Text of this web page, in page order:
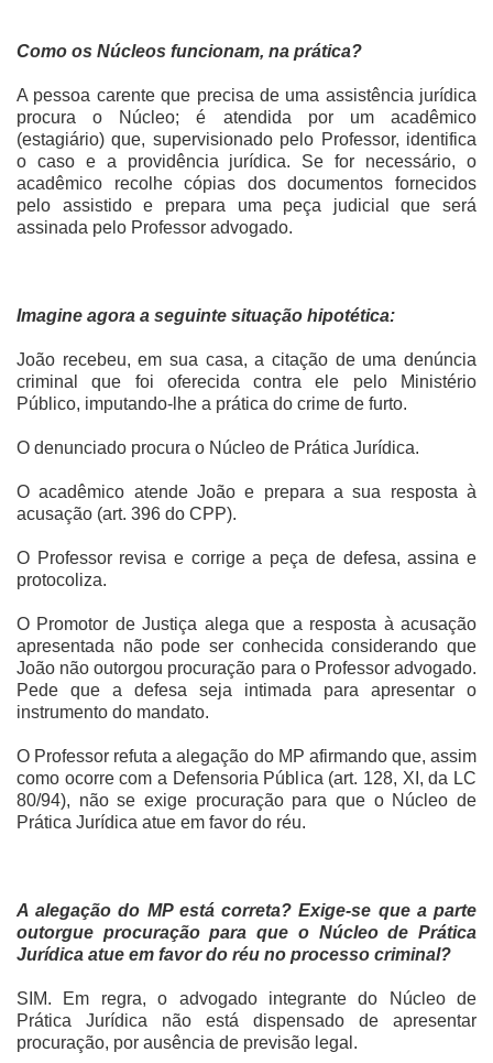
Como os Núcleos funcionam, na prática?
A pessoa carente que precisa de uma assistência jurídica
procura o Núcleo; é atendida por um acadêmico
(estagiário) que, supervisionado pelo Professor, identifica
o caso e a providência jurídica. Se for necessário, o
acadêmico recolhe cópias dos documentos fornecidos
pelo assistido e prepara uma peça judicial que será
assinada pelo Professor advogado.
Imagine agora a seguinte situação hipotética:
João recebeu, em sua casa, a citação de uma denúncia
criminal que foi oferecida contra ele pelo Ministério
Público, imputando-lhe a prática do crime de furto.
O denunciado procura o Núcleo de Prática Jurídica.
O acadêmico atende João e prepara a sua resposta à
acusação (art. 396 do CPP).
O Professor revisa e corrige a peça de defesa, assina e
protocoliza.
O Promotor de Justiça alega que a resposta à acusação
apresentada não pode ser conhecida considerando que
João não outorgou procuração para o Professor advogado.
Pede que a defesa seja intimada para apresentar o
instrumento do mandato.
O Professor refuta a alegação do MP afirmando que, assim
como ocorre com a Defensoria Pública (art. 128, XI, da LC
80/94), não se exige procuração para que o Núcleo de
Prática Jurídica atue em favor do réu.
A alegação do MP está correta? Exige-se que a parte
outorgue procuração para que o Núcleo de Prática
Jurídica atue em favor do réu no processo criminal?
SIM. Em regra, o advogado integrante do Núcleo de
Prática Jurídica não está dispensado de apresentar
procuração, por ausência de previsão legal.